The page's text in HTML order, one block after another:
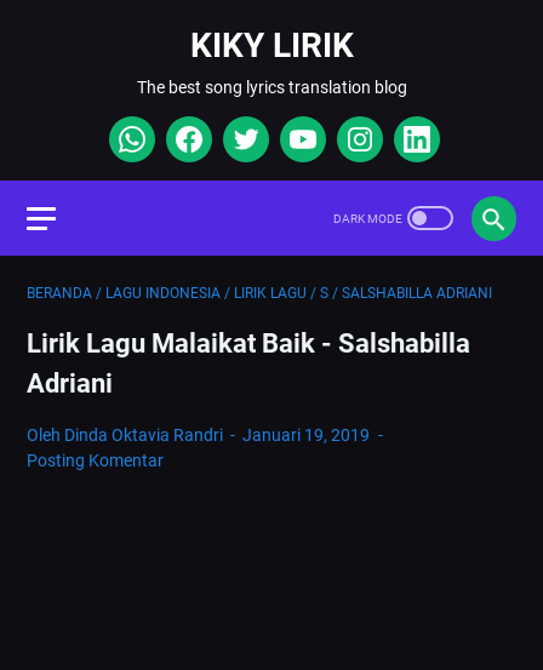
KIKY LIRIK
The best song lyrics translation blog
BERANDA / LAGU INDONESIA / LIRIK LAGU / S / SALSHABILLA ADRIANI
Lirik Lagu Malaikat Baik - Salshabilla
Adriani
Oleh Dinda Oktavia Randri
Januari 19, 2019
Posting Komentar